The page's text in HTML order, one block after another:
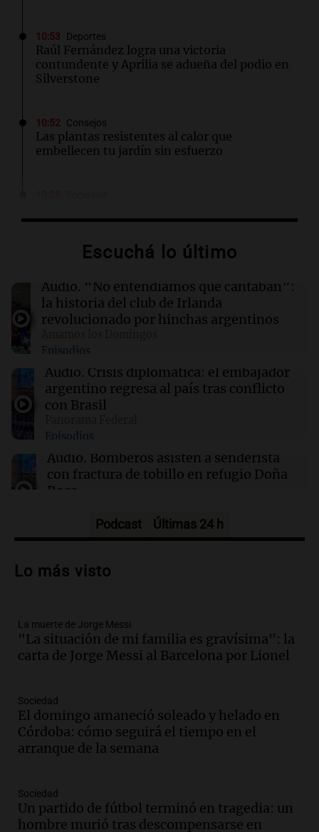
10:53 Deportes
Raúl Fernández logra una victoria
contundente y Aprilia se adueña del podio en
Silverstone
10:52 Consejos
Las plantas resistentes al calor que
embellecen tu jardín sin esfuerzo
Messi: restricciones y seguridad reforzada
Despiden a Jorge Messi: Lionel, de regreso en
Rosario para el último adiós a su papá
Paula Pareto: entre el ambo y el judo, la
doctora de oro
PorJorge Parodi
Cristo Redentor: Avanza la reapertura del
paso tras el temporal en Mendoza este
domingo
Escuchá lo último
Audio. “No entendíamos qué cantaban”:
la historia del club de Irlanda
revolucionado por hinchas argentinos
Episodios
Audio. Crisis diplomática: el embajador
argentino regresa al país tras conflicto
con Brasil
Episodios
Audio. Bomberos asisten a senderista
con fractura de tobillo en refugio Doña
Rosa
Audio.Amaycha del Valle avanza en
con nueva tecnología médica
Audio.Suspenden descuento en SUBE y
aumentan tarifas del SUBTE en Buenos
Aires desde agosto
Audio.Kicillof critica la desregulación
financiera y el aumento de la morosidad
en Buenos Aires
Audio.
La UNT evalúa apelación ante la
Corte Suprema tras fallo que aparta a
Podcast Últimas 24 h
Lo más visto
La muerte de Jorge Messi
"La situación de mi familia es gravísima": la
carta de Jorge Messi al Barcelona por Lionel
Sociedad
El domingo amaneció soleado y helado en
Córdoba: cómo seguirá el tiempo en el
arranque de la semana
Sociedad
Un partido de fútbol terminó en tragedia: un
hombre murió tras descompensarse en